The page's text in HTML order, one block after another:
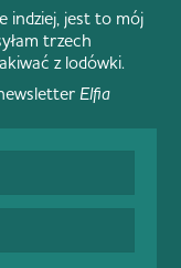
indziej, jest to mój
trzech
z lodówki.
Elfia